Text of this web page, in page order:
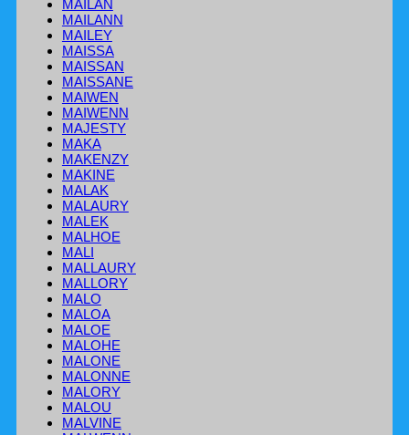
MAILAN
MAILANN
MAILEY
MAISSA
MAISSAN
MAISSANE
MAIWEN
MAIWENN
MAJESTY
MAKA
MAKENZY
MAKINE
MALAK
MALAURY
MALEK
MALHOE
MALI
MALLAURY
MALLORY
MALO
MALOA
MALOE
MALOHE
MALONE
MALONNE
MALORY
MALOU
MALVINE